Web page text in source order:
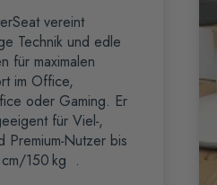
vereint
Technik und edle
für maximalen
im Office,
oder Gaming. Er
für Viel‑,
Premium‑Nutzer bis
cm/150 kg .